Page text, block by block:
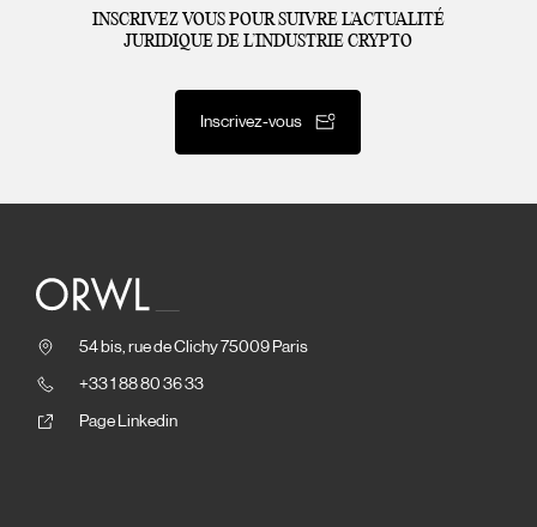
INSCRIVEZ VOUS POUR SUIVRE L’ACTUALITÉ
JURIDIQUE DE L’INDUSTRIE CRYPTO
Inscrivez-vous
54 bis, rue de Clichy 75009 Paris
+33 1 88 80 36 33
Page Linkedin